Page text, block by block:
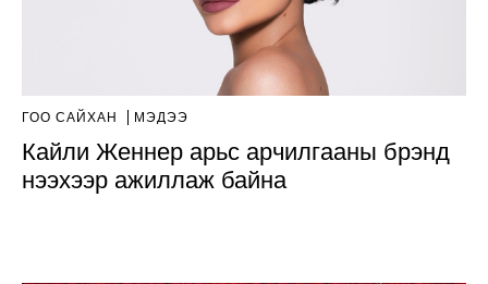
ГОО САЙХАН МЭДЭЭ
Кайли Женнер арьс арчилгааны брэнд
нээхээр ажиллаж байна